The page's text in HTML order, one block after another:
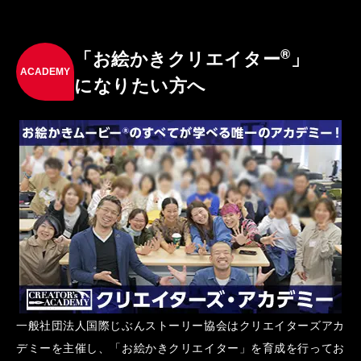
ACADEMY
「お絵かきクリエイター® 」
になりたい方へ
一般社団法人国際じぶんストーリー協会はクリエイターズアカ
デミーを主催し、「お絵かきクリエイター」を育成を行ってお